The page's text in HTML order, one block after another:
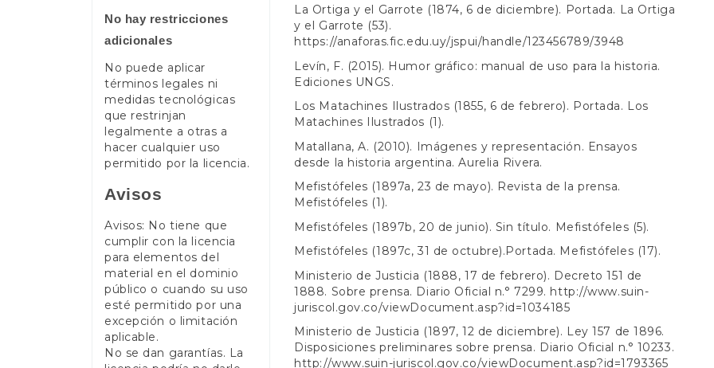
No hay restricciones
adicionales
No puede aplicar
términos legales ni
medidas tecnológicas
que restrinjan
legalmente a otras a
hacer cualquier uso
permitido por la licencia.
Avisos
Avisos: No tiene que
cumplir con la licencia
para elementos del
material en el dominio
público o cuando su uso
esté permitido por una
excepción o limitación
aplicable.
No se dan garantías. La
La Ortiga y el Garrote (1874, 6 de diciembre). Portada. La Ortiga
y el Garrote (53).
https://anaforas.fic.edu.uy/jspui/handle/123456789/3948
Levín, F. (2015). Humor gráfico: manual de uso para la historia.
Ediciones UNGS.
Los Matachines Ilustrados (1855, 6 de febrero). Portada. Los
Matachines Ilustrados (1).
Matallana, A. (2010). Imágenes y representación. Ensayos
desde la historia argentina. Aurelia Rivera.
Mefistófeles (1897a, 23 de mayo). Revista de la prensa.
Mefistófeles (1).
Mefistófeles (1897b, 20 de junio). Sin título. Mefistófeles (5).
Mefistófeles (1897c, 31 de octubre).Portada. Mefistófeles (17).
Ministerio de Justicia (1888, 17 de febrero). Decreto 151 de
1888. Sobre prensa. Diario Oficial n.° 7299. http://www.suin-
juriscol.gov.co/viewDocument.asp?id=1034185
Ministerio de Justicia (1897, 12 de diciembre). Ley 157 de 1896.
Disposiciones preliminares sobre prensa. Diario Oficial n.° 10233.
http://www.suin-juriscol.gov.co/viewDocument.asp?id=1793365